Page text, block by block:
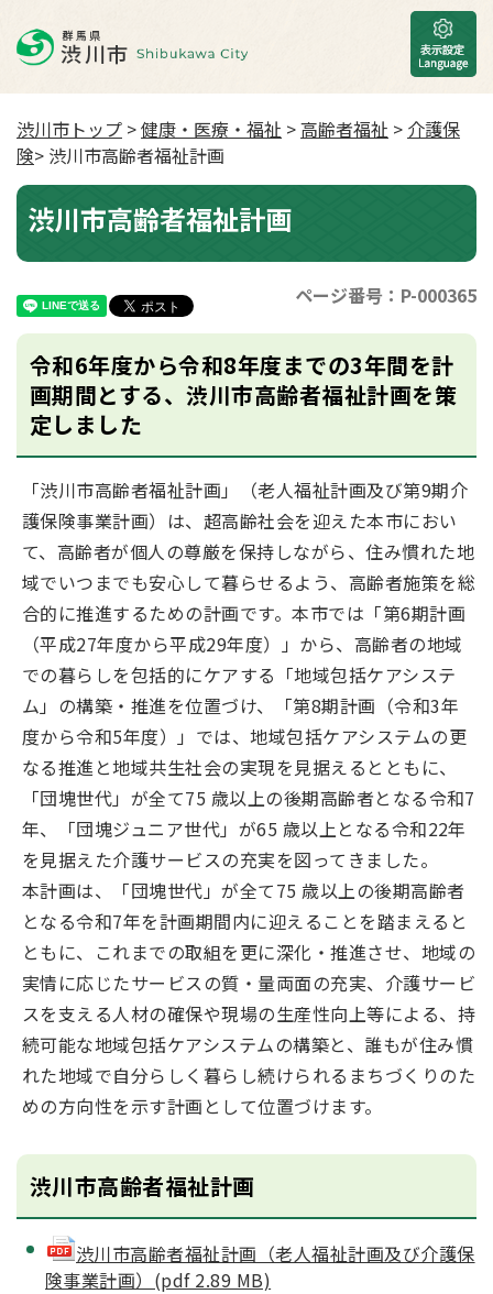
渋川市トップ >健康・医療・福祉 >高齢者福祉 > 介護保
険> 渋川市高齢者福祉計画
渋川市高齢者福祉計画
ページ番号：P-000365
令和6年度から令和8年度までの3年間を計
画期間とする、渋川市高齢者福祉計画を策
定しました
「渋川市高齢者福祉計画」（老人福祉計画及び第9期介
護保険事業計画）は、超高齢社会を迎えた本市におい
て、高齢者が個人の尊厳を保持しながら、住み慣れた地
域でいつまでも安心して暮らせるよう、高齢者施策を総
合的に推進するための計画です。本市では「第6期計画
（平成27年度から平成29年度）」から、高齢者の地域
での暮らしを包括的にケアする「地域包括ケアシステ
ム」の構築・推進を位置づけ、「第8期計画（令和3年
度から令和5年度）」では、地域包括ケアシステムの更
なる推進と地域共生社会の実現を見据えるとともに、
「団塊世代」が全て75 歳以上の後期高齢者となる令和7
年、「団塊ジュニア世代」が65 歳以上となる令和22年
を見据えた介護サービスの充実を図ってきました。
本計画は、「団塊世代」が全て75 歳以上の後期高齢者
となる令和7年を計画期間内に迎えることを踏まえると
ともに、これまでの取組を更に深化・推進させ、地域の
実情に応じたサービスの質・量両面の充実、介護サービ
スを支える人材の確保や現場の生産性向上等による、持
続可能な地域包括ケアシステムの構築と、誰もが住み慣
れた地域で自分らしく暮らし続けられるまちづくりのた
めの方向性を示す計画として位置づけます。
渋川市高齢者福祉計画
渋川市高齢者福祉計画（老人福祉計画及び介護保
険事業計画）(pdf 2.89 MB)